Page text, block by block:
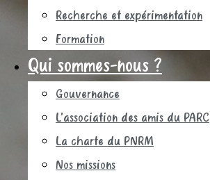
Recherche et expérimentation
Formation
Qui sommes-nous ?
Gouvernance
L’association des amis du PARC
La charte du PNRM
Nos missions